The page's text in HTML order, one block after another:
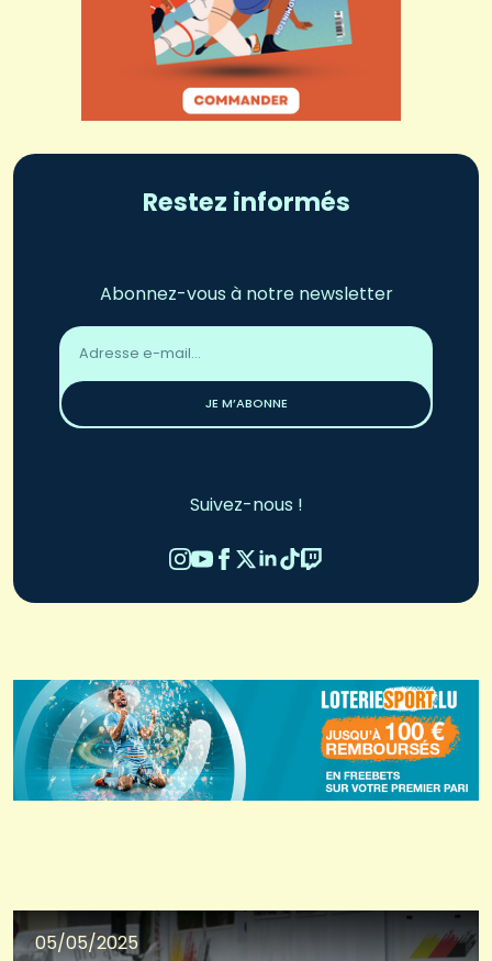
Restez informés
Abonnez-vous à notre newsletter
Adresse
email
JE M’ABONNE
Suivez-nous !
05/05/2025